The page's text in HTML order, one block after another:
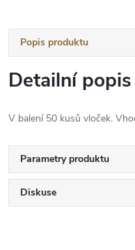
Popis produktu
Detailní
V balení 50 kusů vloček.
Parametry produktu
Diskuse